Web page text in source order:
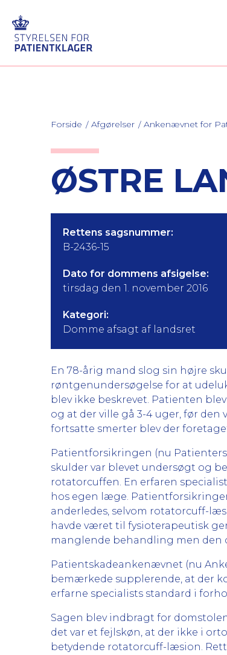
Forside Afgørelser Ankenævnet for
ØSTRE
Rettens sagsnummer:
B-2436-15
Dato for dommens afsigelse:
tirsdag den 1. november 2016
Kategori:
Domme afsagt af landsret
En 78-årig mand slog sin højre
røntgenundersøgelse for at
blev ikke beskrevet. Patienten
og at der ville gå 3-4 uger, før
fortsatte smerter blev der
Patientforsikringen (nu
skulder var blevet undersøgt og
rotatorcuffen. En erfaren
hos egen læge.
anderledes, selvom rotatorcuff-
havde været til fysioterapeutisk
manglende behandling men den
Patientskadeankenævnet (nu
bemærkede supplerende, at der
erfarne specialists standard i
Sagen blev indbragt for
det var et fejlskøn, at der ikke i
betydende rotatorcuff-læsion.